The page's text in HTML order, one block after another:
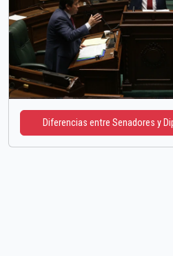
Diferencias entre Senadores y